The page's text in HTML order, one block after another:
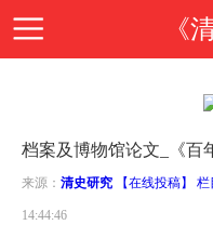
《
页
期
档案及博物馆论文_《百
来源： 清史研究 【在线投稿】 栏
14:44:46